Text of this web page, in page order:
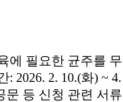
필요한 균주를
2. 10.(화) ~
등 신청 관련 서